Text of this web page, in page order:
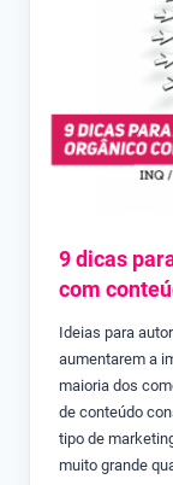
9 dicas
com
Ideias para
aumentarem a
maioria dos
de conteúdo
tipo de
muito grande